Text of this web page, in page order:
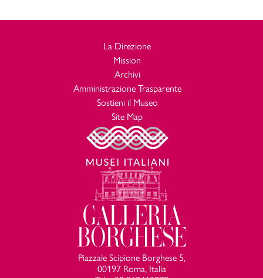
La Direzione
Mission
Archivi
Amministrazione Trasparente
Sostieni il Museo
Site Map
Piazzale Scipione Borghese 5,
00197 Roma, Italia